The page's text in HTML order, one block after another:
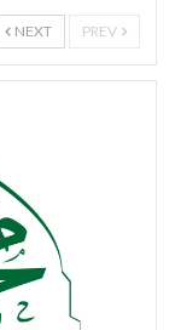
NEXT